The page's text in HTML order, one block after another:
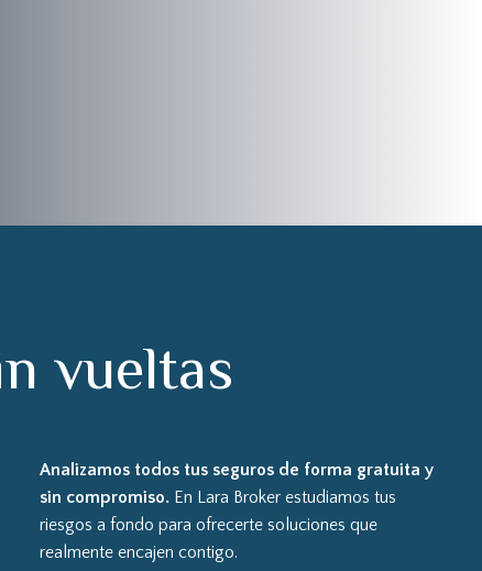
n vueltas
Analizamos todos tus seguros de forma gratuita y
sin compromiso. En Lara Broker estudiamos tus
riesgos a fondo para ofrecerte soluciones que
realmente encajen contigo.